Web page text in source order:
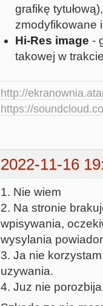
grafikę
zmodyfikowane
Hi-Res image -
takowej w
http://
https://
2022-11-16
1. Nie wiem
2. Na stronie
wpisywania,
wysylania
3. Ja nie
uzywania.
4. Juz nie